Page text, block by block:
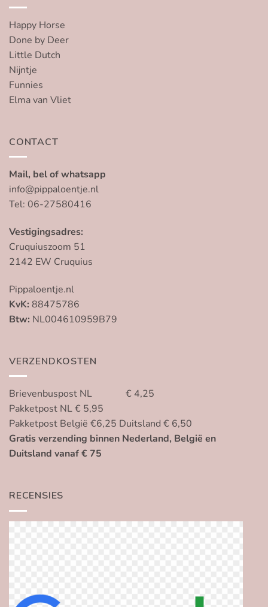
Happy Horse
Done by Deer
Little Dutch
Nijntje
Funnies
Elma van Vliet
CONTACT
Mail, bel of whatsapp
info@pippaloentje.nl
Tel: 06-27580416
Vestigingsadres:
Cruquiuszoom 51
2142 EW Cruquius
Pippaloentje.nl
KvK: 88475786
Btw: NL004610959B79
VERZENDKOSTEN
Brievenbuspost NL € 4,25
Pakketpost NL € 5,95
Pakketpost België €6,25 Duitsland € 6,50
Gratis verzending binnen Nederland, België en
Duitsland vanaf € 75
RECENSIES